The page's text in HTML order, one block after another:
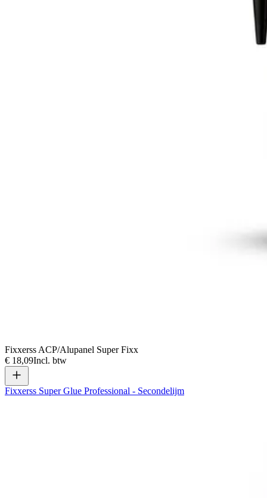
Fixxerss ACP/Alupanel Super Fixx
€ 18,09Incl. btw
Fixxerss Super Glue Professional - Secondelijm